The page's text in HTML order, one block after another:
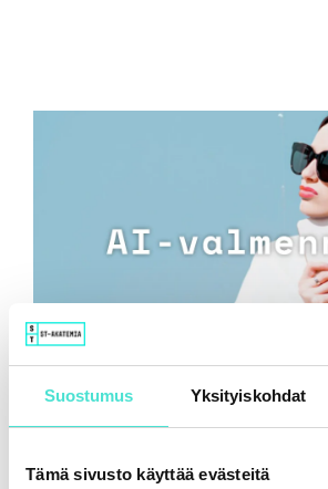
Suostumus Yksityiskohdat
Tämä sivusto käyttää evästeitä
luotettavuustaso